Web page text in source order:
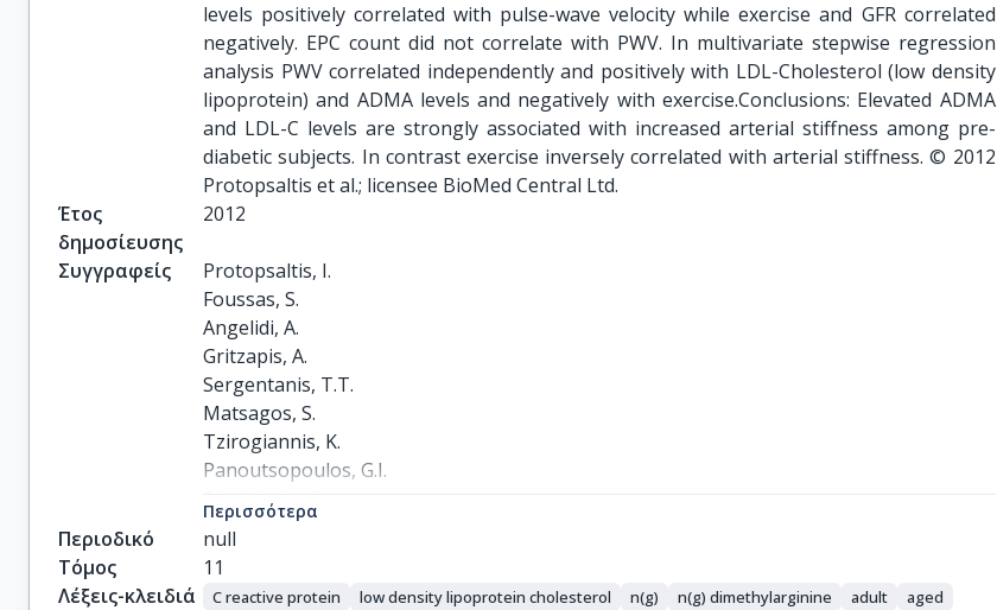
levels positively correlated with pulse-wave velocity while exercise and GFR correlated
negatively. EPC count did not correlate with PWV. In multivariate stepwise regression
analysis PWV correlated independently and positively with LDL-Cholesterol (low density
lipoprotein) and ADMA levels and negatively with exercise.Conclusions: Elevated ADMA
and LDL-C levels are strongly associated with increased arterial stiffness among pre-
diabetic subjects. In contrast exercise inversely correlated with arterial stiffness. © 2012
Protopsaltis et al.; licensee BioMed Central Ltd.
Έτος
δημοσίευσης
2012
Συγγραφείς
Protopsaltis, I.
Foussas, S.
Angelidi, A.
Gritzapis, A.
Sergentanis, T.T.
Matsagos, S.
Tzirogiannis, K.
Panoutsopoulos, G.I.
Dimitriadis, G.
Raptis, S.
Melidonis, A.
Περισσότερα
Περιοδικό
null
Τόμος
11
Λέξεις-κλειδιά
C reactive protein low density lipoprotein cholesterol n(g) n(g) dimethylarginine adult
aged